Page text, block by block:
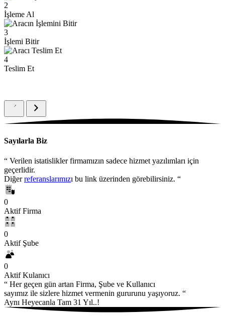
2
İşleme Al
3
İşlemi Bitir
4
Teslim Et
Sayılarla Biz
“ Verilen istatislikler firmamızın sadece hizmet yazılımları için
geçerlidir.
Diğerreferanslarımızı bu link üzerinden görebilirsiniz. “
0
Aktif Firma
0
Aktif Şube
0
Aktif Kulanıcı
“ Her geçen gün artan Firma, Şube ve Kullanıcı
sayımız ile sizlere hizmet vermenin gururunu yaşıyoruz. “
Aynı Heyecanla Tam 31 Yıl..!